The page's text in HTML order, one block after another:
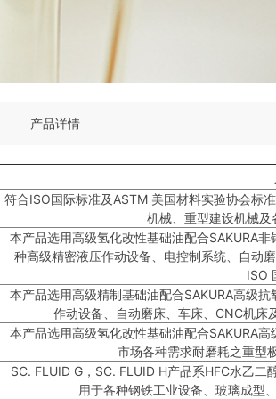
产品详情
符合ISO国际标准及ASTM 美国材料实验协会标
机械、重型建设机械及
本产品选用高级氢化改性基础油配合SAKURA
种高级精密液压作动设备、电控制系统、自动
ISO
本产品选用高级精制基础油配合SAKURA高级
作动设备、自动磨床、车床、CNC机床
本产品选用高级氢化改性基础油配合SAKURA
市场各种需求耐磨耗之重型
SC. FLUID G，SC. FLUID H产品系HFC水乙
用于各种钢铁工业设备、玻璃成型